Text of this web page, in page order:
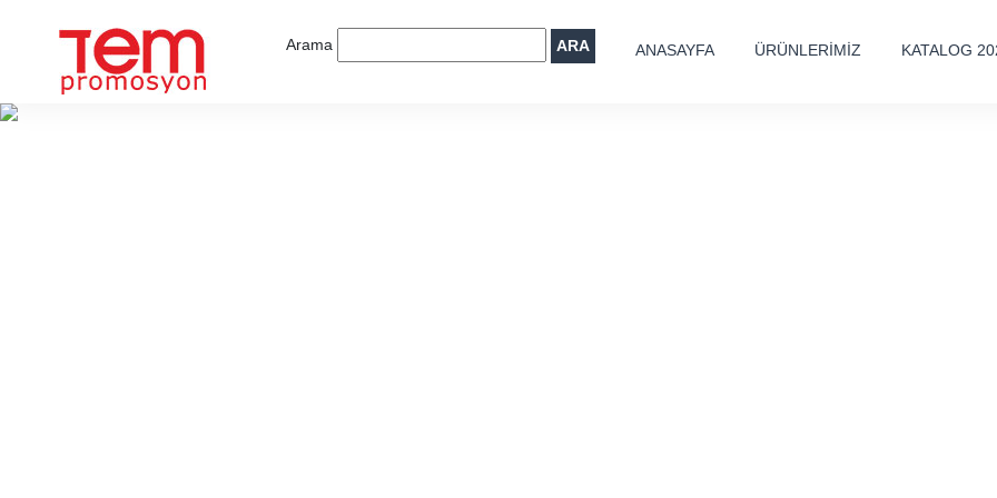
Arama ARA ANASAYFA ÜRÜNLERİMİZ KATALOG